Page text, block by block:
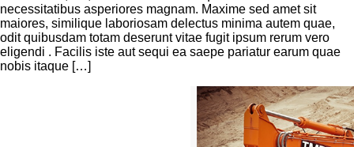
necessitatibus asperiores magnam. Maxime sed amet sit
maiores, similique laboriosam delectus minima autem quae,
odit quibusdam totam deserunt vitae fugit ipsum rerum vero
eligendi . Facilis iste aut sequi ea saepe pariatur earum quae
nobis itaque […]